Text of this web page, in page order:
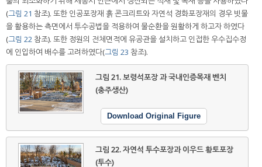
(그림 21 참조). 또한 인공포장재 흙 콘크리트와 자연석 경화포장재의 경우 빗물
을 활용하는 측면에서 투수공법을 적용하여 물순환을 원활하게 하고자 하였다
(그림 22 참조). 또한 정원의 전체면적에 유공관을 설치하고 인접한 우수집수정
에 인입하여 배수를 고려하였다(그림 23 참조).
그림 21.보령석포장 과 국내인증목재 벤치
(충주생산)
Download Original Figure
그림 22.자연석 투수포장과 이우드 황토포장
(투수)